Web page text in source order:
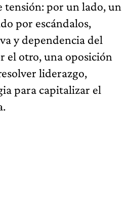
tensión: por un lado, un
por escándalos,
y dependencia del
el otro, una oposición
liderazgo,
para capitalizar el